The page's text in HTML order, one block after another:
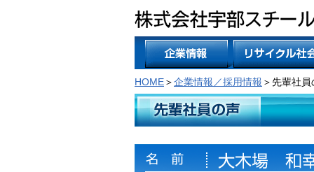
HOME＞企業情報／採用情報 ＞先輩社員